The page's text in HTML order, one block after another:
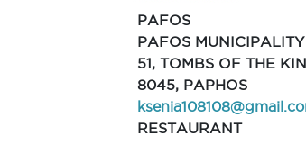
PAFOS
PAFOS MUNICIPALITY
51, TOMBS OF THE
8045, PAPHOS
RESTAURANT